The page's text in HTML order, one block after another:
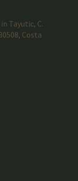
Tayutic, C.
Costa